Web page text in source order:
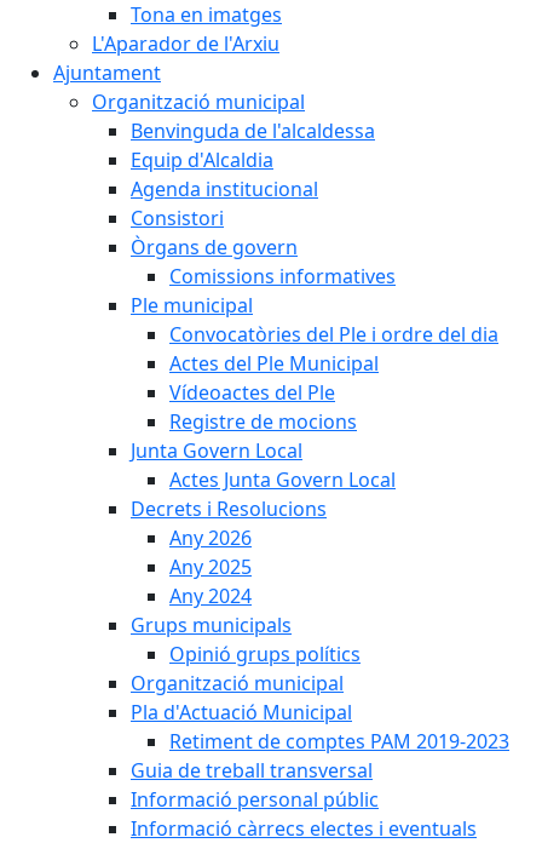
Tona en imatges
L'Aparador de l'Arxiu
Ajuntament
Organització municipal
Benvinguda de l'alcaldessa
Equip d'Alcaldia
Agenda institucional
Consistori
Òrgans de govern
Comissions informatives
Ple municipal
Convocatòries del Ple i ordre del dia
Actes del Ple Municipal
Vídeoactes del Ple
Registre de mocions
Junta Govern Local
Actes Junta Govern Local
Decrets i Resolucions
Any 2026
Any 2025
Any 2024
Grups municipals
Opinió grups polítics
Organització municipal
Pla d'Actuació Municipal
Retiment de comptes PAM 2019-2023
Guia de treball transversal
Informació personal públic
Informació càrrecs electes i eventuals